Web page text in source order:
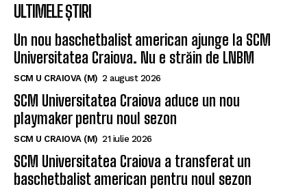
ULTIMELE ȘTIRI
Un nou baschetbalist american ajunge la SCM
Universitatea Craiova. Nu e străin de LNBM
SCM U CRAIOVA (M) 2 august 2026
SCM Universitatea Craiova aduce un nou
playmaker pentru noul sezon
SCM U CRAIOVA (M) 21 iulie 2026
SCM Universitatea Craiova a transferat un
baschetbalist american pentru noul sezon